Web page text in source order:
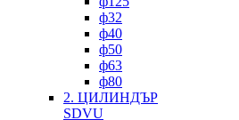
ф32
ф40
ф50
ф63
ф80
2. ЦИЛИНДЪР
SDVU